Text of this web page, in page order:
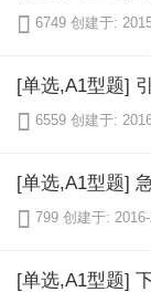
 6749 创建于:
[单选,A1型题]
 6559 创建于:
[单选,A1型题]
 799 创建于: